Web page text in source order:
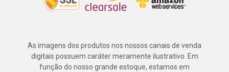
As imagens dos produtos nos nossos canais de venda
digitais possuem caráter meramente ilustrativo. Em
função do nosso grande estoque, estamos em